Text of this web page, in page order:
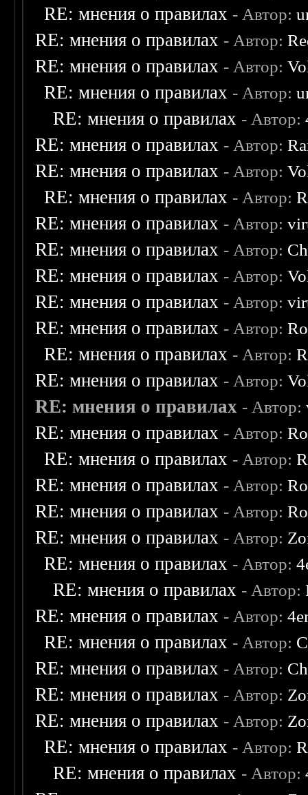
RE: мнения о правилах - Автор:
RE: мнения о правилах - Автор:
RE: мнения о правилах - Автор:
RE: мнения о правилах - Автор:
RE: мнения о правилах - Автор:
RE: мнения о правилах - Автор:
RE: мнения о правилах - Автор:
RE: мнения о правилах - Автор:
RE: мнения о правилах - Автор:
RE: мнения о правилах - Автор:
RE: мнения о правилах - Автор:
RE: мнения о правилах - Автор:
RE: мнения о правилах - Автор:
RE: мнения о правилах - Автор:
RE: мнения о правилах - Автор:
RE: мнения о правилах - Автор:
RE: мнения о правилах - Автор:
RE: мнения о правилах - Автор:
RE: мнения о правилах - Автор:
RE: мнения о правилах - Автор:
RE: мнения о правилах - Автор:
RE: мнения о правилах - Автор:
RE: мнения о правилах - Автор:
RE: мнения о правилах - Автор:
RE: мнения о правилах - Автор:
RE: мнения о правилах - Автор:
RE: мнения о правилах - Автор:
RE: мнения о правилах - Автор:
RE: мнения о правилах - Автор:
RE: мнения о правилах - Автор: